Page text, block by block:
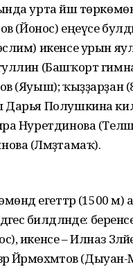
урта йәш
(Йонос) еңеүсе
икенсе урын
(Башҡорт
(Яуыш); ҡыҙҙарҙан
Полушкина
Нуретдинова
(Ләмәҙтамаҡ).
егеттәр (1500
билдәләнде:
икенсе – Илназ
Йәрмөхәмәтов (Дыуан-